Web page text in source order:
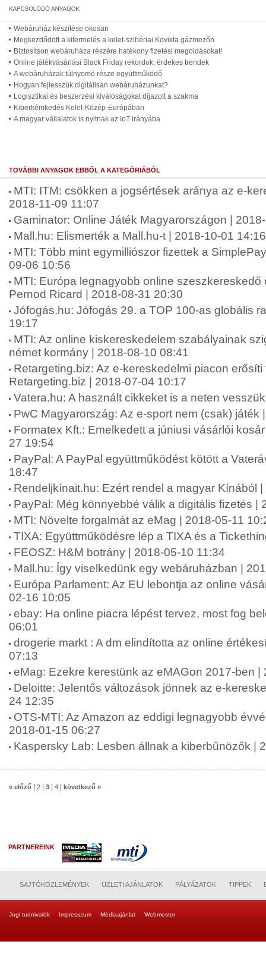
Webáruház készítése okosan
Megkezdődött a kitermelés a kelet-szibériai Kovikta gázmezőn
Biztosítson webáruháza részére hatékony fizetési megoldásokat!
Online játékvásárlási Black Friday rekordok, érdekes trendek
A webáruházak túlnyomó része együttműködő
Hogyan fejlesszük digitálisan webáruházunkat?
Logisztikai és beszerzési kiválóságokat díjazott a szakma
Kiberkémkedés Kelet-Közép-Európában
A magyar vállalatok is nyitnak az IoT irányába
TOVÁBBI ANYAGOK EBBŐL A KATEGÓRIÁBÓL
MTI: ITM: csökken a jogsértések aránya az e-
2018-11-09 11:07
Gaminator: Online Játék Magyarországon |
Mall.hu: Elismerték a Mall.hu-t | 2018-10-01 14:16
MTI: Több mint egymilliószor fizettek a
09-06 10:56
MTI: Európa legnagyobb online szeszkereskedő
Pernod Ricard | 2018-08-31 20:30
Jófogás.hu: Jófogás 29. a TOP 100-as globális
19:17
MTI: Az online kiskereskedelem szabályainak
német kormány | 2018-08-10 08:41
Retargeting.biz: Az e-kereskedelmi piacon
Retargeting.biz | 2018-07-04 10:17
Vatera.hu: A használt cikkeket is a neten
PwC Magyarország: Az e-sport nem (csak) játék
Formatex Kft.: Emelkedett a júniusi vásárlói
27 19:54
PayPal: A PayPal együttműködést kötött a
18:47
Rendeljkínait.hu: Ezért rendel a magyar Kínából
PayPal: Még könnyebbé válik a digitális fizetés |
MTI: Növelte forgalmát az eMag | 2018-05-11
TIXA: Együttműködésre lép a TIXA és a
FEOSZ: H&M botrány | 2018-05-10 11:34
Mall.hu: Így viselkedünk egy webáruházban |
Európa Parlament: Az EU lebontja az online
02-16 10:05
ebay: Ha online piacra lépést tervez, most fog
06:01
drogerie markt : A dm elindította az online
07:13
eMag: Ezekre kerestünk az eMAGon 2017-ben |
Deloitte: Jelentős változások jönnek az e-
24 12:35
OTS-MTI: Az Amazon az eddigi legnagyobb
2018-01-15 06:27
Kaspersky Lab: Lesben állnak a kiberbűnözők |
« előző 2 3 4 következő »
PARTNEREINK
SAJTÓKÖZLEMÉNYEK ÜZLETI AJÁNLATOK PÁLYÁZATOK TIPPEK
Jogi tudnivalók Impresszum Médiaajánlat Webmester